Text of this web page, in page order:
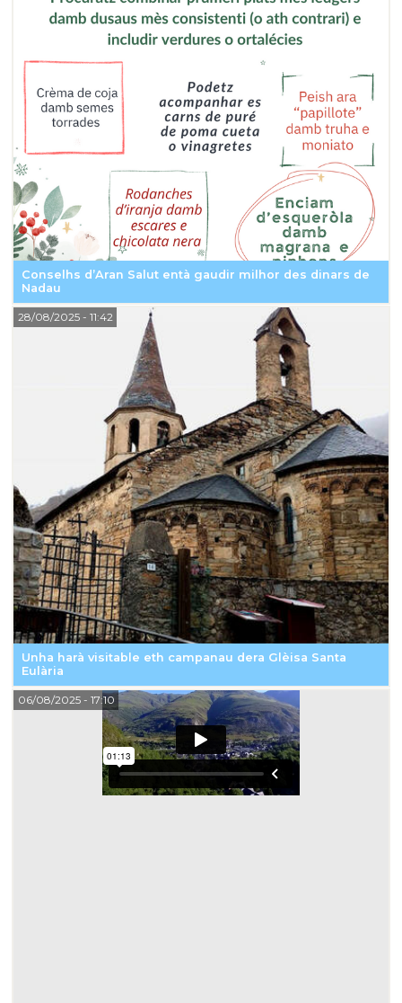
Conselhs d’Aran Salut entà gaudir milhor des dinars de
Nadau
Unha harà visitable eth campanau dera Glèisa Santa
Eulària
28/08/2025- 11:42
06/08/2025- 17:10